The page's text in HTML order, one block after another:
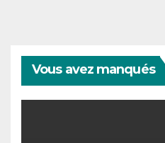
Vous avez manqués